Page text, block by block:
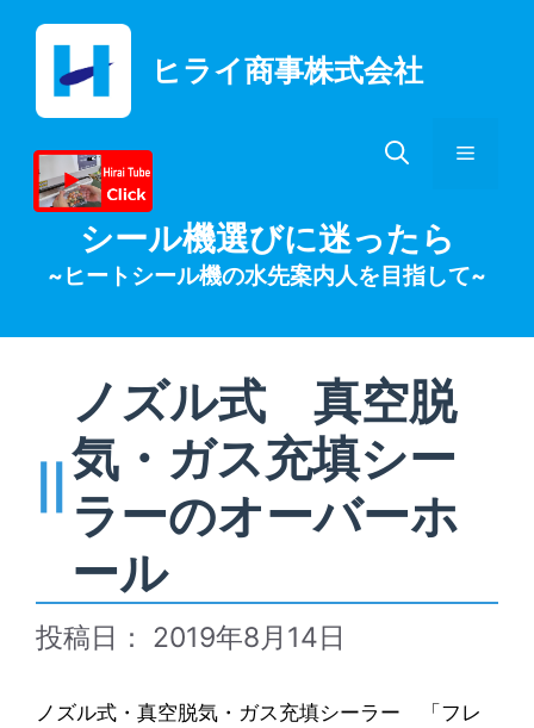
ヒライ商事株式会社
メ
シール機選びに迷ったら
~ヒートシール機の水先案内人を目指して~
ノズル式 真空脱
気・ガス充填シー
ラーのオーバーホ
ール
2019年8月14日
ノズル式・真空脱気・ガス充填シーラー 「フレ